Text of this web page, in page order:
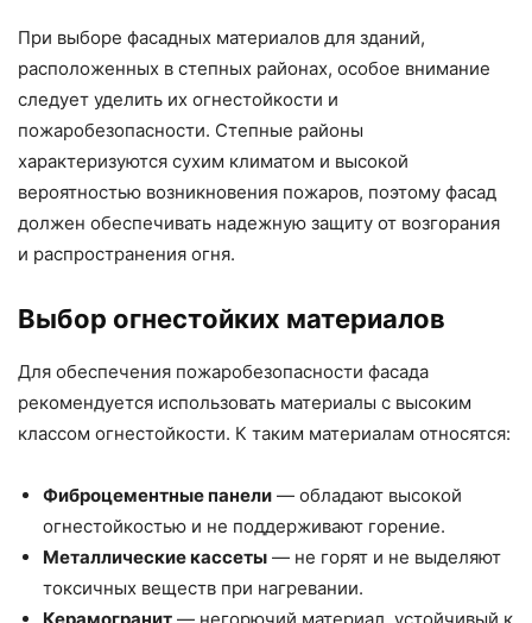
При выборе фасадных материалов для зданий,
расположенных в степных районах, особое внимание
следует уделить их огнестойкости и
пожаробезопасности. Степные районы
характеризуются сухим климатом и высокой
вероятностью возникновения пожаров, поэтому фасад
должен обеспечивать надежную защиту от возгорания
и распространения огня.
Выбор огнестойких материалов
Для обеспечения пожаробезопасности фасада
рекомендуется использовать материалы с высоким
классом огнестойкости. К таким материалам относятся:
Фиброцементные панели — обладают высокой
огнестойкостью и не поддерживают горение.
Металлические кассеты — не горят и не выделяют
токсичных веществ при нагревании.